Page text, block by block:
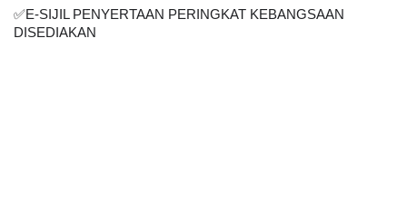
✅E-SIJIL PENYERTAAN PERINGKAT KEBANGSAAN
DISEDIAKAN